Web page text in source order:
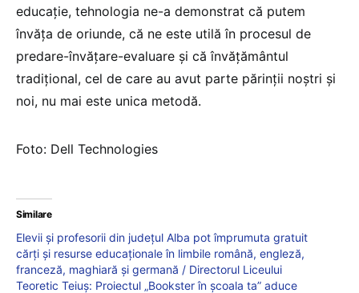
educație, tehnologia ne-a demonstrat că putem
învăța de oriunde, că ne este utilă în procesul de
predare-învățare-evaluare și că învățământul
tradițional, cel de care au avut parte părinții noștri și
noi, nu mai este unica metodă.
Foto: Dell Technologies
Similare
Elevii și profesorii din județul Alba pot împrumuta gratuit
cărți și resurse educaționale în limbile română, engleză,
franceză, maghiară și germană / Directorul Liceului
Teoretic Teiuș: Proiectul „Bookster în școala ta” aduce